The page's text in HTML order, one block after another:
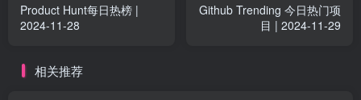
Product Hunt每日热榜 |
2024-11-28
Github Trending 今日热门项
目 | 2024-11-29
相关推荐